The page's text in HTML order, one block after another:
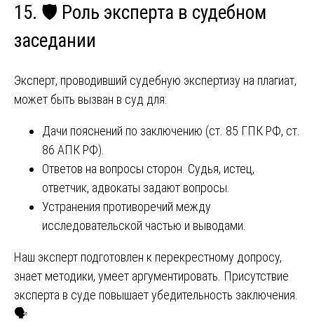
15. 🛡️ Роль эксперта в судебном
заседании
Эксперт, проводивший судебную экспертизу на плагиат,
может быть вызван в суд для:
Дачи пояснений по заключению (ст. 85 ГПК РФ, ст.
86 АПК РФ).
Ответов на вопросы сторон. Судья, истец,
ответчик, адвокаты задают вопросы.
Устранения противоречий между
исследовательской частью и выводами.
Наш эксперт подготовлен к перекрестному допросу,
знает методики, умеет аргументировать. Присутствие
эксперта в суде повышает убедительность заключения.
🗣️